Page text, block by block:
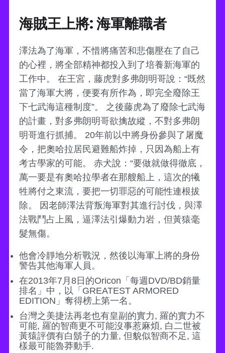
海賊王上將: 海軍離職者
澤法為了海軍，不惜將痛苦和悲傷壓在了自己
的心裡，將全部精神都投入到了培養新海軍的
工作中。 在王宮，藤虎對多弗朗明哥說：“既然
當了海軍大將，便要有所作為，即完全廢除王
下七武海這種制度”。 之後藤虎為了廢除七武海
的計畫，對多弗朗明哥欲擒故縱，不對多弗朗
明哥進行抓捕。 20年前以中將身份參與了屠魔
令，把奧哈拉居民避難船炸掉，只因為船上有
考古學家的可能。 赤犬說：“要做就做得徹底，
萬一要是有奧哈拉學者在那艘船上，這次的犧
牲將付之東流，要把一切罪惡的可能性連根拔
除。 因老師澤法背叛海軍對其進行討伐，與澤
法戰鬥占上風，逼澤法引爆動力岩，但黃猿毫
髮無傷。
他會冷靜地分析戰況，然後以海軍上將的身份
警告其他海軍人員。
在2013年7月8日的Oricon「每週DVD/BD銷量
排名」中，以「GREATEST ARMORED
EDITION」奪得榜上第一名。
台灣之美捷法再老也有皇副的實力, 羅的實力不
可能, 羅的智商更不可能沒事惹麻煩, 白二世被
黃猿評價有白鬍子的力量, 但貌似智商不足, 這
樣最可能魯莽動手.